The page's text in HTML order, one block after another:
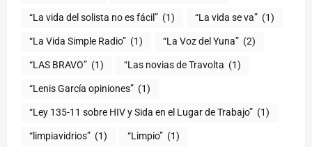
“La vida del solista no es fácil” (1) “La vida se va” (1)
“La Vida Simple Radio” (1) “La Voz del Yuna” (2)
“LAS BRAVO” (1) “Las novias de Travolta (1)
“Lenis García opiniones” (1)
“Ley 135-11 sobre HIV y Sida en el Lugar de Trabajo” (1)
“limpiavidrios” (1) “Limpio” (1)